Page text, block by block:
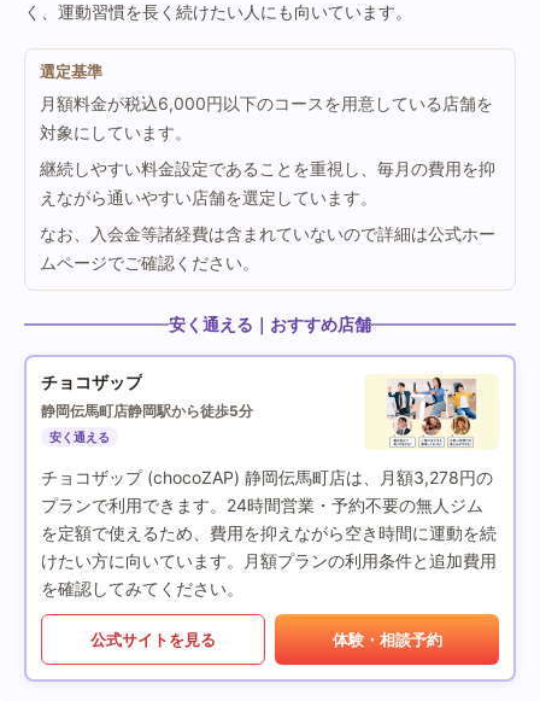
く、運動習慣を長く続けたい人にも向いています。
選定基準
月額料金が税込6,000円以下のコースを用意している店舗を
対象にしています。
継続しやすい料金設定であることを重視し、毎月の費用を抑
えながら通いやすい店舗を選定しています。
なお、入会金等諸経費は含まれていないので詳細は公式ホー
ムページでご確認ください。
安く通える｜おすすめ店舗
チョコザップ
静岡伝馬町店静岡駅から徒歩5分
安く通える
チョコザップ (chocoZAP) 静岡伝馬町店は、月額3,278円の
プランで利用できます。24時間営業・予約不要の無人ジム
を定額で使えるため、費用を抑えながら空き時間に運動を続
けたい方に向いています。月額プランの利用条件と追加費用
を確認してみてください。
公式サイトを見る 体験・相談予約